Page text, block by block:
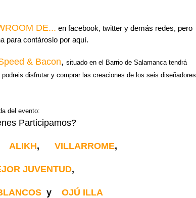
DE... en facebook, twitter y demás redes, pero
para contároslo por aquí.
& Bacon, situado en el Barrio de Salamanca tendrá
podreis disfrutar y comprar las creaciones de los seis diseñadores
del evento:
Participamos?
ALIKH, VILLARROME,
JUVENTUD,
y OJÚ ILLA